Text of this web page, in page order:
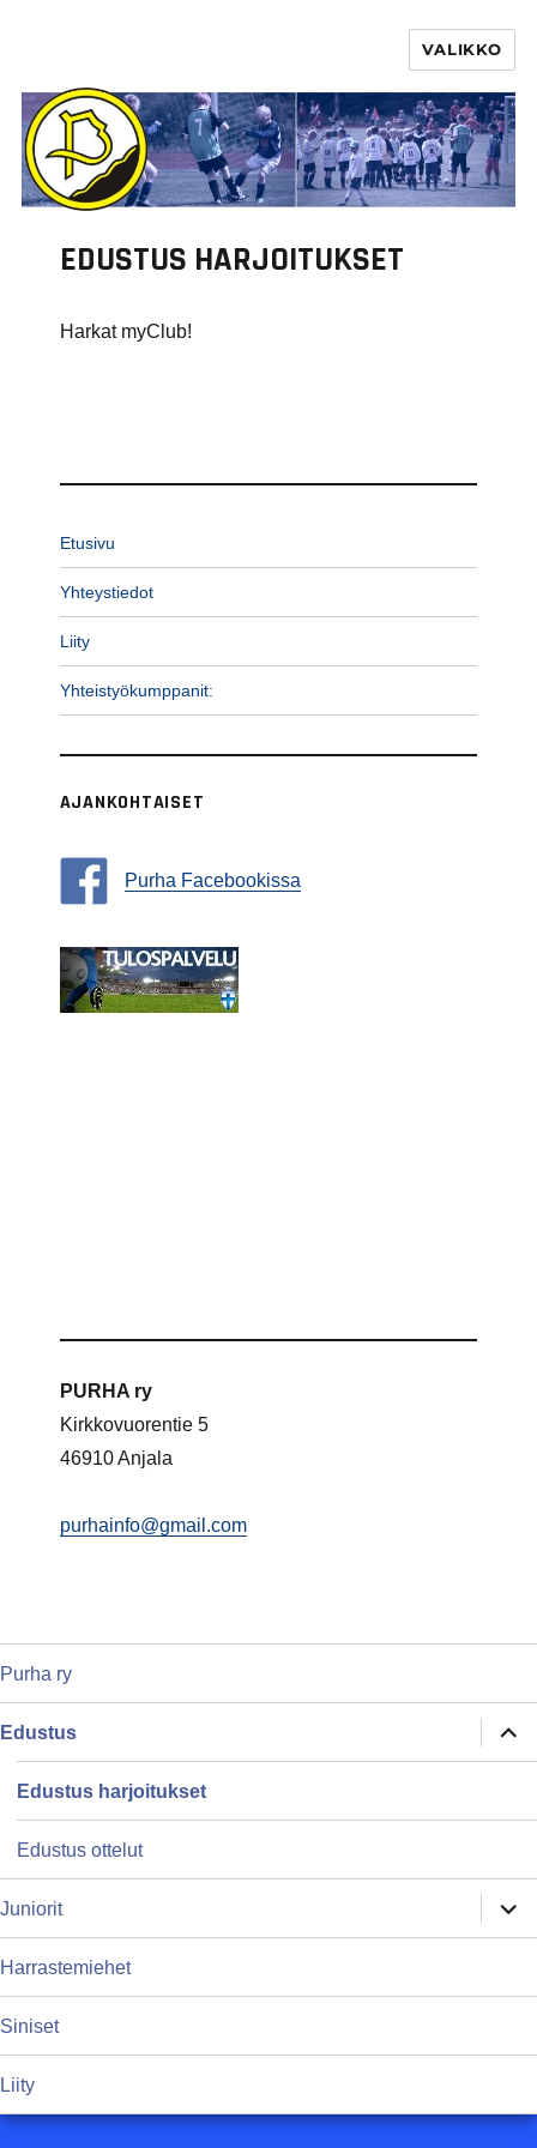
VALIKKO
EDUSTUS HARJOITUKSET
Harkat myClub!
Etusivu
Yhteystiedot
Liity
Yhteistyökumppanit:
AJANKOHTAISET
Purha Facebookissa
PURHA ry
Kirkkovuorentie 5
46910 Anjala
purhainfo@gmail.com
Purha ry
Edustus
näytä
Edustus harjoitukset
Edustus ottelut
Juniorit
näytä
Harrastemiehet
Siniset
Liity